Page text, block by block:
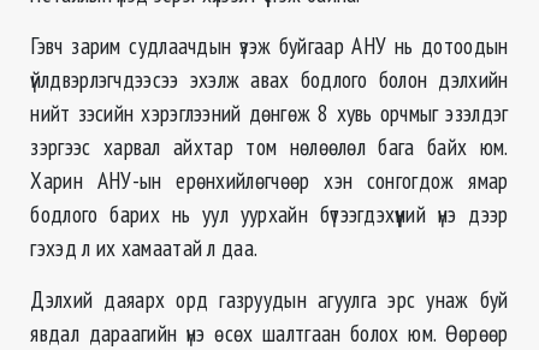
Гэвч зарим судлаачдын үзэж буйгаар АНУ нь дотоодын
үйлдвэрлэгчдээсээ эхэлж авах бодлого болон дэлхийн
нийт зэсийн хэрэглээний дөнгөж 8 хувь орчмыг эзэлдэг
зэргээс харвал айхтар том нѳлѳѳлѳл бага байх юм.
Харин АНУ-ын ерөнхийлөгчөөр хэн сонгогдож ямар
бодлого барих нь уул уурхайн бүтээгдэхүүний үнэ дээр
гэхэд л их хамаатай л даа.
Дэлхий даяарх орд газруудын агуулга эрс унаж буй
явдал дараагийн үнэ өсѳх шалтгаан болох юм. Өөрөөр